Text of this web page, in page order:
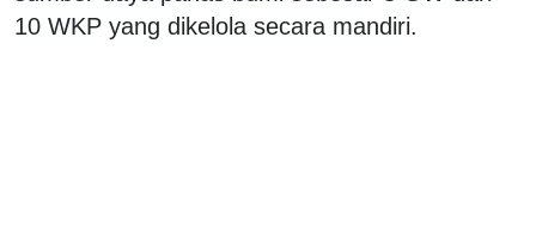
10 WKP yang dikelola secara mandiri.